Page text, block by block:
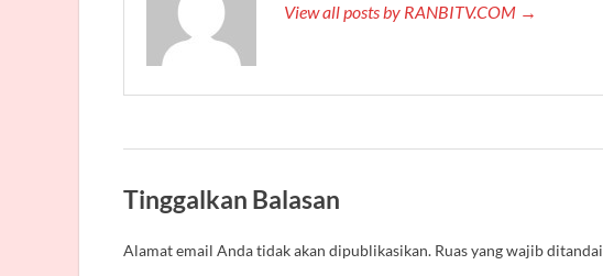
View all posts by RANBITV.COM →
Tinggalkan Balasan
Alamat email Anda tidak akan dipublikasikan. Ruas yang wajib ditandai